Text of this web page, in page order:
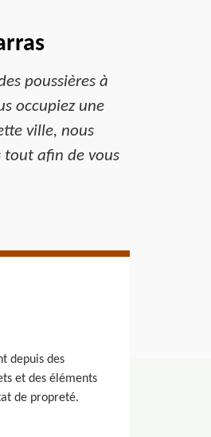
poussières à
occupiez une
ville, nous
tout afin de vous
depuis des
et des éléments
de propreté.